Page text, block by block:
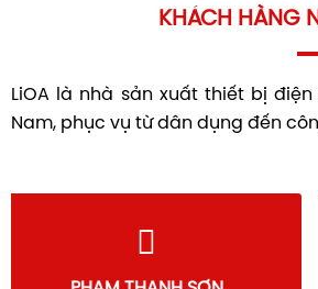
KHÁCH HÀNG
LiOA là nhà sản xuất thiết bị
Nam, phục vụ từ dân dụng đến